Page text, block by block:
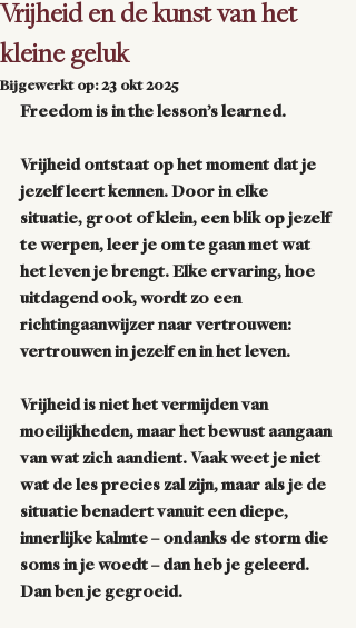
Vrijheid en de kunst van het
kleine geluk
Bijgewerkt op:23 okt 2025
Freedom is in the lesson’s learned.
Vrijheid ontstaat op het moment dat je
jezelf leert kennen. Door in elke
situatie, groot of klein, een blik op jezelf
te werpen, leer je om te gaan met wat
het leven je brengt. Elke ervaring, hoe
uitdagend ook, wordt zo een
richtingaanwijzer naar vertrouwen:
vertrouwen in jezelf en in het leven.
Vrijheid is niet het vermijden van
moeilijkheden, maar het bewust aangaan
van wat zich aandient. Vaak weet je niet
wat de les precies zal zijn, maar als je de
situatie benadert vanuit een diepe,
innerlijke kalmte – ondanks de storm die
soms in je woedt – dan heb je geleerd.
Dan ben je gegroeid.